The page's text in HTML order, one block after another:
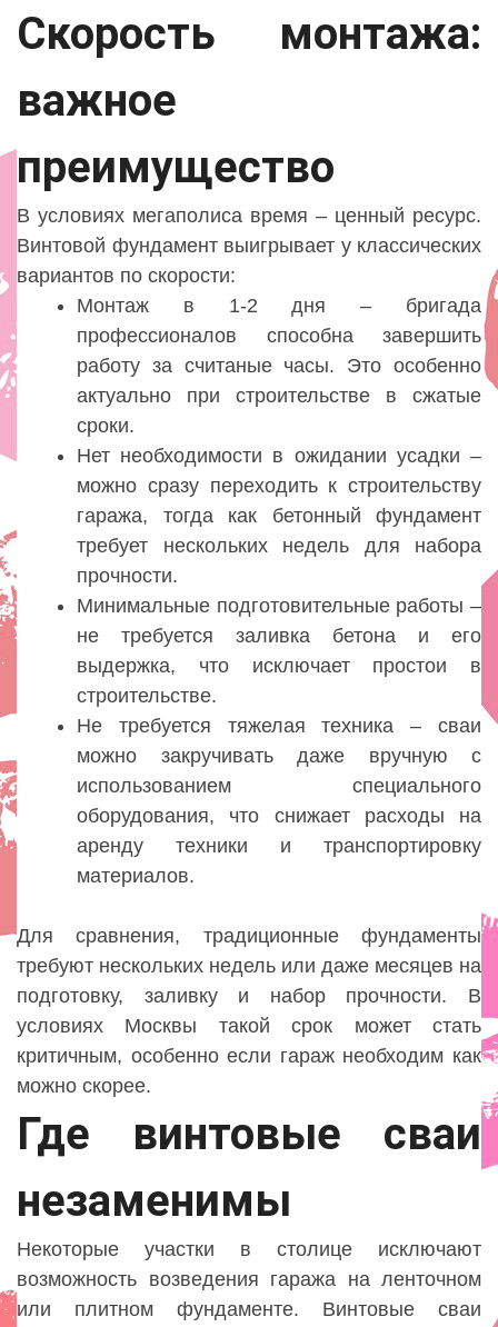
Скорость монтажа:
важное
преимущество
В условиях мегаполиса время – ценный ресурс.
Винтовой фундамент выигрывает у классических
вариантов по скорости:
Монтаж в 1-2 дня – бригада
профессионалов способна завершить
работу за считаные часы. Это особенно
актуально при строительстве в сжатые
сроки.
Нет необходимости в ожидании усадки –
можно сразу переходить к строительству
гаража, тогда как бетонный фундамент
требует нескольких недель для набора
прочности.
Минимальные подготовительные работы –
не требуется заливка бетона и его
выдержка, что исключает простои в
строительстве.
Не требуется тяжелая техника – сваи
можно закручивать даже вручную с
использованием специального
оборудования, что снижает расходы на
аренду техники и транспортировку
материалов.
Для сравнения, традиционные фундаменты
требуют нескольких недель или даже месяцев на
подготовку, заливку и набор прочности. В
условиях Москвы такой срок может стать
критичным, особенно если гараж необходим как
можно скорее.
Где винтовые сваи
незаменимы
Некоторые участки в столице исключают
возможность возведения гаража на ленточном
или плитном фундаменте. Винтовые сваи